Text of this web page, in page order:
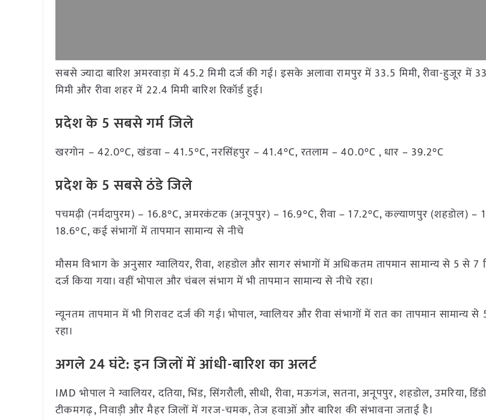
सबसे ज्यादा बारिश अमरवाड़ा में 45.2 मिमी दर्ज की गई। इसके अलावा रामपुर में 33.5 मिमी, रीवा-हुजूर में 33
मिमी और रीवा शहर में 22.4 मिमी बारिश रिकॉर्ड हुई।
प्रदेश के 5 सबसे गर्म जिले
खरगोन – 42.0°C, खंडवा – 41.5°C, नरसिंहपुर – 41.4°C, रतलाम – 40.0°C , धार – 39.2°C
प्रदेश के 5 सबसे ठंडे जिले
पचमढ़ी (नर्मदापुरम) – 16.8°C, अमरकंटक (अनूपपुर) – 16.9°C, रीवा – 17.2°C, कल्याणपुर (शहडोल) –
18.6°C, कई संभागों में तापमान सामान्य से नीचे
मौसम विभाग के अनुसार ग्वालियर, रीवा, शहडोल और सागर संभागों में अधिकतम तापमान सामान्य से 5 से
दर्ज किया गया। वहीं भोपाल और चंबल संभाग में भी तापमान सामान्य से नीचे रहा।
न्यूनतम तापमान में भी गिरावट दर्ज की गई। भोपाल, ग्वालियर और रीवा संभागों में रात का तापमान सामान्य
रहा।
अगले 24 घंटे: इन जिलों में आंधी-बारिश का अलर्ट
IMD भोपाल ने ग्वालियर, दतिया, भिंड, सिंगरौली, सीधी, रीवा, मऊगंज, सतना, अनूपपुर, शहडोल, उमरिया,
टीकमगढ़, निवाड़ी और मैहर जिलों में गरज-चमक, तेज हवाओं और बारिश की संभावना जताई है।